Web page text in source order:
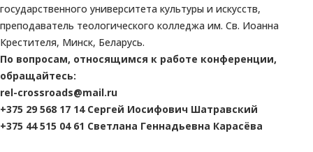
государственного университета культуры и искусств,
преподаватель теологического колледжа им. Св. Иоанна
Крестителя, Минск, Беларусь.
По вопросам, относящимся к работе конференции,
обращайтесь:
rel-crossroads@mail.ru
+375 29 568 17 14 Сергей Иосифович Шатравский
+375 44 515 04 61 Светлана Геннадьевна Карасёва